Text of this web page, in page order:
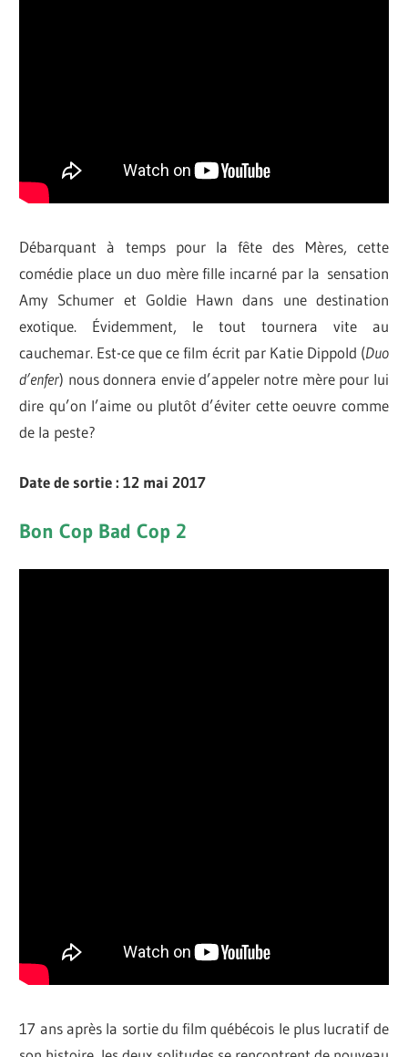
Débarquant à temps pour la fête des Mères, cette
comédie place un duo mère fille incarné par la sensation
Amy Schumer et Goldie Hawn dans une destination
exotique. Évidemment, le tout tournera vite au
cauchemar. Est-ce que ce film écrit par Katie Dippold (Duo
d’enfer) nous donnera envie d’appeler notre mère pour lui
dire qu’on l’aime ou plutôt d’éviter cette oeuvre comme
de la peste?
Date de sortie : 12 mai 2017
Bon Cop Bad Cop 2
17 ans après la sortie du film québécois le plus lucratif de